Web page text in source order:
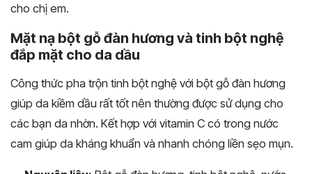
cho chị em.
Mặt nạ bột gỗ đàn hương và tinh bột nghệ
đắp mặt cho da dầu
Công thức pha trộn tinh bột nghệ với bột gỗ đàn hương
giúp da kiềm dầu rất tốt nên thường được sử dụng cho
các bạn da nhờn. Kết hợp với vitamin C có trong nước
cam giúp da kháng khuẩn và nhanh chóng liền sẹo mụn.